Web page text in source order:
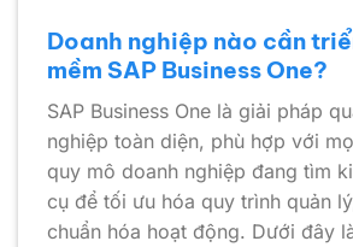
Doanh nghiệp nào cần
mềm SAP Business One?
SAP Business One là giải pháp
nghiệp toàn diện, phù hợp với
quy mô doanh nghiệp đang tìm
cụ để tối ưu hóa quy trình quản
chuẩn hóa hoạt động. Dưới đây